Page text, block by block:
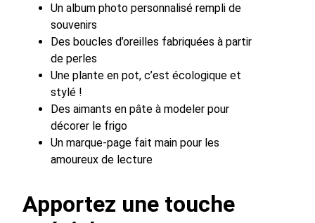
Un album photo personnalisé rempli de
souvenirs
Des boucles d’oreilles fabriquées à partir
de perles
Une plante en pot, c’est écologique et
stylé !
Des aimants en pâte à modeler pour
décorer le frigo
Un marque-page fait main pour les
amoureux de lecture
Apportez une touche